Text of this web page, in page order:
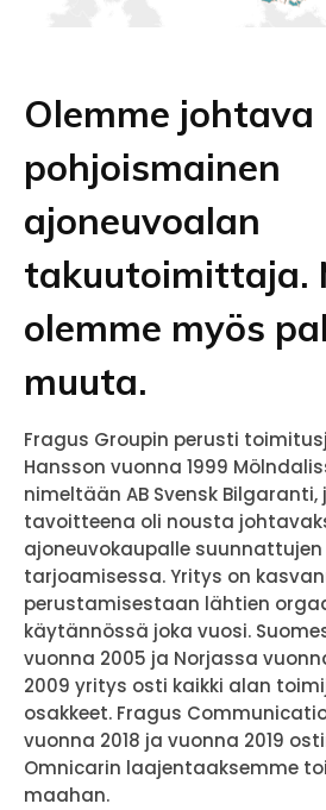
Olemme johtava
pohjoismainen
ajoneuvoalan
takuutoimittaja.
olemme myös
muuta.
Fragus Groupin perusti
Hansson vuonna 1999
nimeltään AB Svensk Bilgaranti,
tavoitteena oli nousta
ajoneuvokaupalle
tarjoamisessa. Yritys on
perustamisestaan lähtien
käytännössä joka vuosi.
vuonna 2005 ja Norjassa
2009 yritys osti kaikki alan
osakkeet. Fragus
vuonna 2018 ja vuonna 2019
Omnicarin laajentaaksemme
maahan.